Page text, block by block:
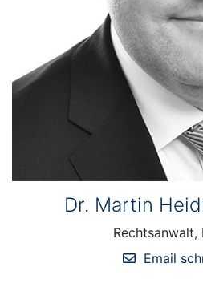
Dr. Martin
Rechtsanwalt,
Email